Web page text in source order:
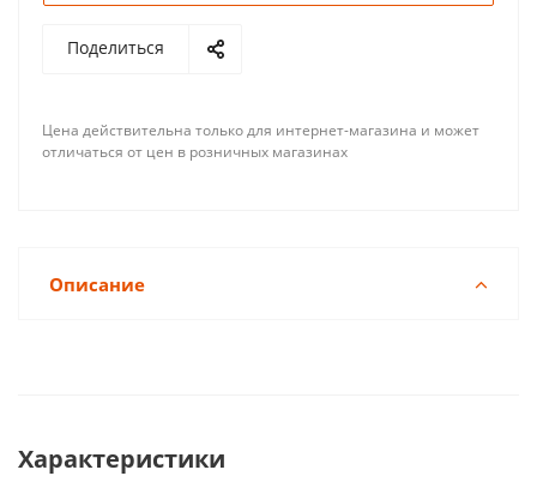
Поделиться
Цена действительна только для интернет-магазина и может
отличаться от цен в розничных магазинах
Описание
Характеристики